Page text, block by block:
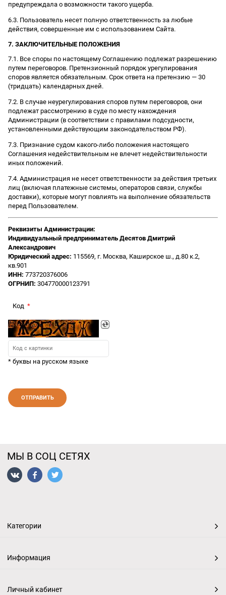
предупреждала о возможности такого ущерба.
6.3. Пользователь несет полную ответственность за любые
действия, совершенные им с использованием Сайта.
7. ЗАКЛЮЧИТЕЛЬНЫЕ ПОЛОЖЕНИЯ
7.1. Все споры по настоящему Соглашению подлежат разрешению
путем переговоров. Претензионный порядок урегулирования
споров является обязательным. Срок ответа на претензию — 30
(тридцать) календарных дней.
7.2. В случае неурегулирования споров путем переговоров, они
подлежат рассмотрению в суде по месту нахождения
Администрации (в соответствии с правилами подсудности,
установленными действующим законодательством РФ).
7.3. Признание судом какого-либо положения настоящего
Соглашения недействительным не влечет недействительности
иных положений.
7.4. Администрация не несет ответственности за действия третьих
лиц (включая платежные системы, операторов связи, службы
доставки), которые могут повлиять на выполнение обязательств
перед Пользователем.
Реквизиты Администрации:
Индивидуальный предприниматель Десятов Дмитрий
Александрович
Юридический адрес: 115569, г. Москва, Каширское ш., д.80 к.2,
кв.901
ИНН: 773720376006
ОГРНИП: 304770000123791
Код
* буквы на русском языке
МЫ В СОЦ СЕТЯХ
Категории
Информация
Личный кабинет